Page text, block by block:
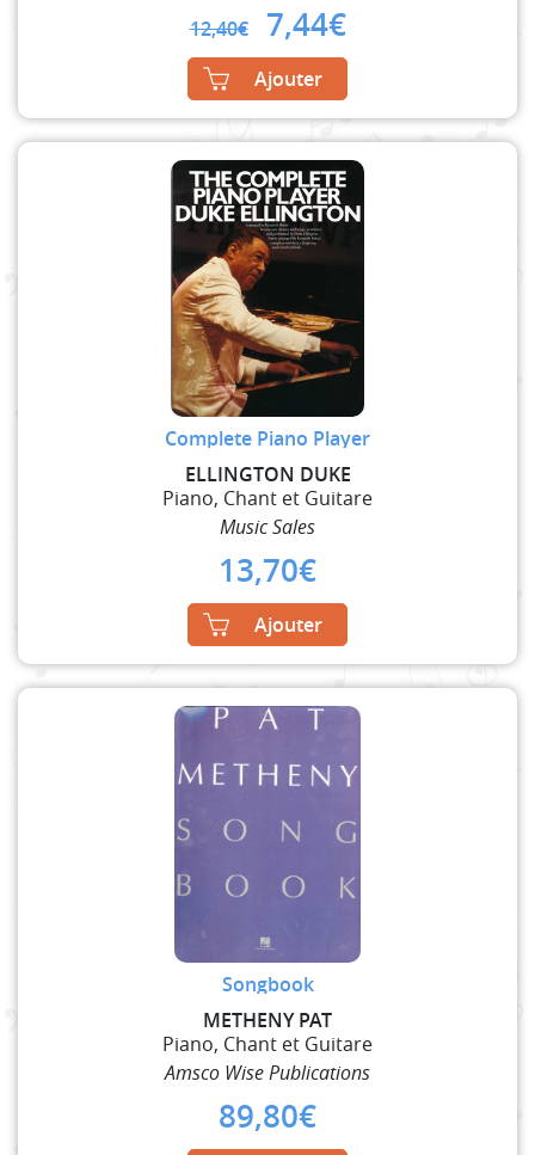
12,40€ Original
price
was:
12,40€.
7,44€Current
price
7,44€.
Ajouter
Complete Piano Player
ELLINGTON DUKE
Piano, Chant et Guitare
Music Sales
13,70€
Ajouter
Songbook
METHENY PAT
Piano, Chant et Guitare
Amsco Wise Publications
89,80€